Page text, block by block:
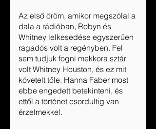
Az első öröm, amikor megszólal a
dala a rádióban, Robyn és
Whitney lelkesedése egyszerűen
ragadós volt a regényben. Fel
sem tudjuk fogni mekkora sztár
volt Whitney Houston, és ez mit
követelt tőle. Hanna Faber most
ebbe engedett betekinteni, és
ettől a történet csordultig van
érzelmekkel.